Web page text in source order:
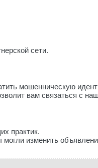
сети.
мошенническую
вам связаться с
практик.
изменить